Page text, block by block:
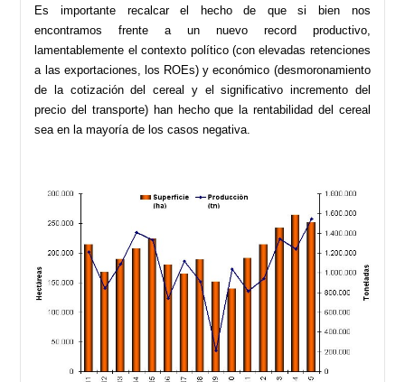
Es importante recalcar el hecho de que si bien nos
encontramos frente a un nuevo record productivo,
lamentablemente el contexto político (con elevadas retenciones
a las exportaciones, los ROEs) y económico (desmoronamiento
de la cotización del cereal y el significativo incremento del
precio del transporte) han hecho que la rentabilidad del cereal
sea en la mayoría de los casos negativa.